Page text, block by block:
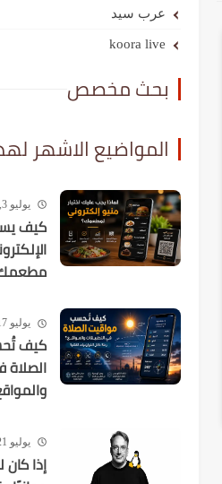
عرب سيد
koora live
بحث مخصص
المواضيع الاشهر
يوليو 3, 2026
كيف
مطعمك
يوليو 17, 2026
كيف
الصلاة
يوليو 21, 2026
إذا